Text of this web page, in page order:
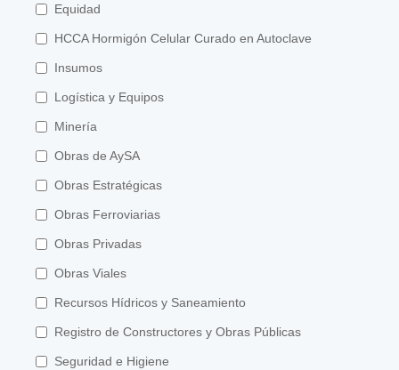
Equidad
HCCA Hormigón Celular Curado en Autoclave
Insumos
Logística y Equipos
Minería
Obras de AySA
Obras Estratégicas
Obras Ferroviarias
Obras Privadas
Obras Viales
Recursos Hídricos y Saneamiento
Registro de Constructores y Obras Públicas
Seguridad e Higiene